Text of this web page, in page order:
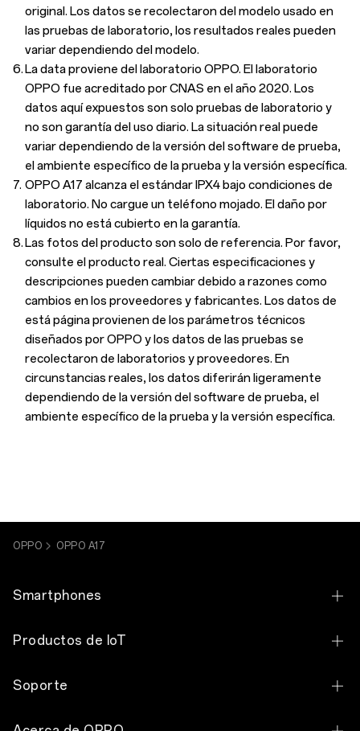
original. Los datos se recolectaron del modelo usado en
las pruebas de laboratorio, los resultados reales pueden
variar dependiendo del modelo.
6.La data proviene del laboratorio OPPO. El laboratorio
OPPO fue acreditado por CNAS en el año 2020. Los
datos aquí expuestos son solo pruebas de laboratorio y
no son garantía del uso diario. La situación real puede
variar dependiendo de la versión del software de prueba,
el ambiente específico de la prueba y la versión específica.
7. OPPO A17 alcanza el estándar IPX4 bajo condiciones de
laboratorio. No cargue un teléfono mojado. El daño por
líquidos no está cubierto en la garantía.
8.Las fotos del producto son solo de referencia. Por favor,
consulte el producto real. Ciertas especificaciones y
descripciones pueden cambiar debido a razones como
cambios en los proveedores y fabricantes. Los datos de
está página provienen de los parámetros técnicos
diseñados por OPPO y los datos de las pruebas se
recolectaron de laboratorios y proveedores. En
circunstancias reales, los datos diferirán ligeramente
dependiendo de la versión del software de prueba, el
ambiente específico de la prueba y la versión específica.
OPPO OPPO A17
Smartphones
OPPO Find N6
OPPO Reno16 5G
OPPO Reno14 F Edición Limitada Lado Oscuro
Productos de IoT
OPPO Pad SE
Soporte
Contáctanos